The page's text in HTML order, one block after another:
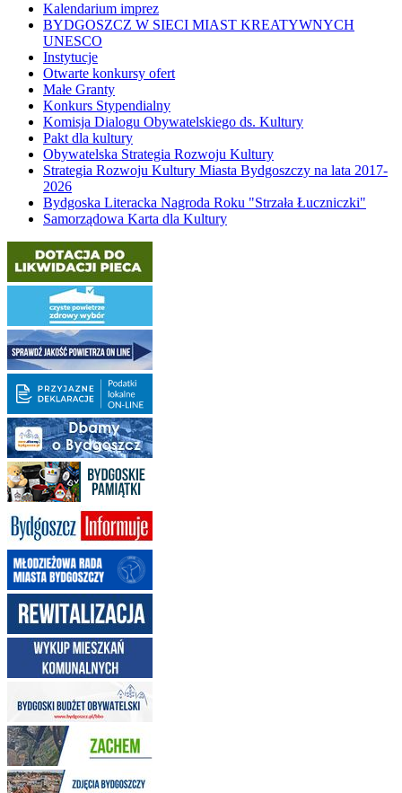
Kalendarium imprez
BYDGOSZCZ W SIECI MIAST KREATYWNYCH
UNESCO
Instytucje
Otwarte konkursy ofert
Małe Granty
Konkurs Stypendialny
Komisja Dialogu Obywatelskiego ds. Kultury
Pakt dla kultury
Obywatelska Strategia Rozwoju Kultury
Strategia Rozwoju Kultury Miasta Bydgoszczy na lata 2017-
2026
Bydgoska Literacka Nagroda Roku "Strzała Łuczniczki"
Samorządowa Karta dla Kultury